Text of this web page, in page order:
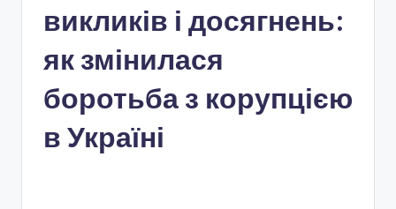
викликів і досягнень:
як змінилася
боротьба з корупцією
в Україні